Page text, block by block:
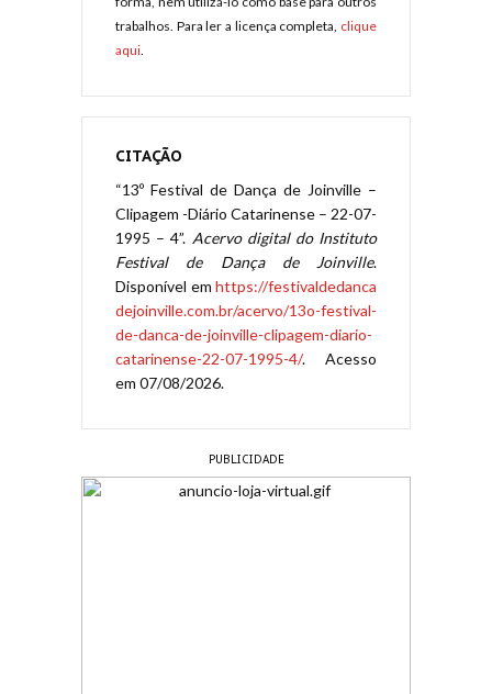
trabalhos. Para ler a licença completa, clique
aqui.
CITAÇÃO
“13º Festival de Dança de Joinville –
Clipagem -Diário Catarinense – 22-07-
1995 – 4”. Acervo digital do Instituto
Festival de Dança de Joinville.
Disponível em https://festivaldedanca
dejoinville.com.br/acervo/13o-festival-
de-danca-de-joinville-clipagem-diario-
catarinense-22-07-1995-4/. Acesso
em 07/08/2026.
PUBLICIDADE